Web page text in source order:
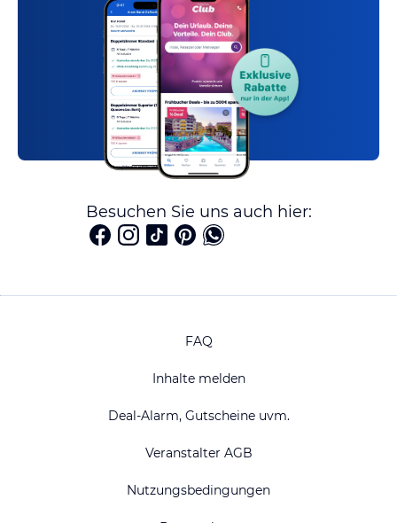
Besuchen Sie uns auch hier:
FAQ
Inhalte melden
Deal-Alarm, Gutscheine uvm.
Veranstalter AGB
Nutzungsbedingungen